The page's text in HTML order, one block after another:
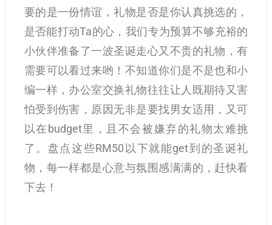
要的是一份情谊，礼物是否是你认真挑选的，
是否能打动Ta的心，我们专为预算不够充裕的
小伙伴准备了一波圣诞走心又不贵的礼物，有
需要可以看过来哟！不知道你们是不是也和小
编一样，办公室交换礼物往往让人既期待又害
怕受到伤害，原因无非是要找男女适用，又可
以在budget里，且不会被嫌弃的礼物太难挑
了。盘点这些RM50以下就能get到的圣诞礼
物，每一样都是心意与氛围感满满的，赶快看
下去！